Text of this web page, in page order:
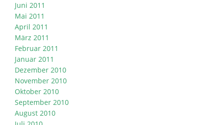
Juni 2011
Mai 2011
April 2011
März 2011
Februar 2011
Januar 2011
Dezember 2010
November 2010
Oktober 2010
September 2010
August 2010